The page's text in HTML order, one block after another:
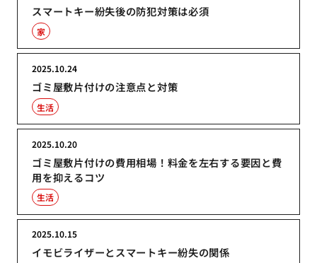
スマートキー紛失後の防犯対策は必須
家
ゴミ屋敷片付けの注意点と対策
2025.10.24
生活
ゴミ屋敷片付けの費用相場！料金を左右する要因と費
用を抑えるコツ
2025.10.20
生活
イモビライザーとスマートキー紛失の関係
2025.10.15